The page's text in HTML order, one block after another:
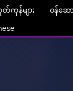
ကုန်များ ဝန်ဆော